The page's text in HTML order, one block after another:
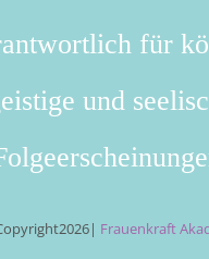
für
und
2026| Frauenkraft